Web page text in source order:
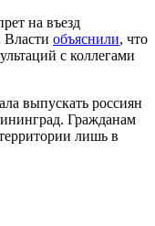
на въезд
Власти объяснили, что
с коллегами
выпускать россиян
Гражданам
лишь в